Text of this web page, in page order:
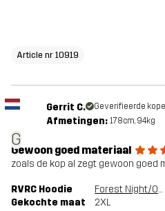
Article nr 10919
G
Gerrit C. Geverifieerde
Afmetingen: 178cm, 94kg
Gewoon goed materiaal
zoals de kop al zegt gewoon goed
RVRC Hoodie
Forest Night/Oatmeal
Gekochte maat
2XL